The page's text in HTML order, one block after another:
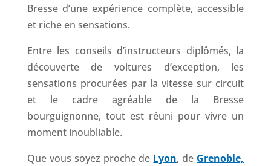
Bresse d’une expérience complète, accessible
et riche en sensations.
Entre les conseils d’instructeurs diplômés, la
découverte de voitures d’exception, les
sensations procurées par la vitesse sur circuit
et le cadre agréable de la Bresse
bourguignonne, tout est réuni pour vivre un
moment inoubliable.
Que vous soyez proche de Lyon, de Grenoble,